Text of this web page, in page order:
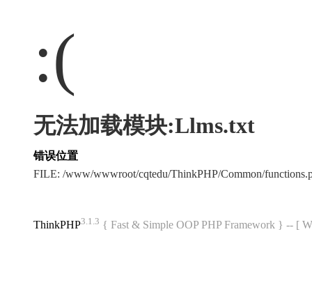
:(
无法加载模块:Llms.txt
错误位置
FILE: /www/wwwroot/cqtedu/ThinkPHP/Common/
ThinkPHP3.1.3 { Fast & Simple OOP PHP Framework } -- [